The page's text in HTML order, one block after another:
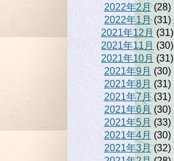
2022年2月(28)
2022年1月(31)
2021年12月 (31)
2021年11月 (30)
2021年10月 (31)
2021年9月 (30)
2021年8月 (31)
2021年7月(31)
2021年6月(30)
2021年5月 (33)
2021年4月 (30)
2021年3月(32)